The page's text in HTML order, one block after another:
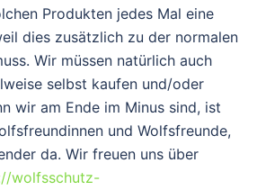
Produkten jedes Mal eine
dies zusätzlich zu der normalen
Wir müssen natürlich auch
selbst kaufen und/oder
wir am Ende im Minus sind, ist
und Wolfsfreunde,
da. Wir freuen uns über
wolfsschutz-